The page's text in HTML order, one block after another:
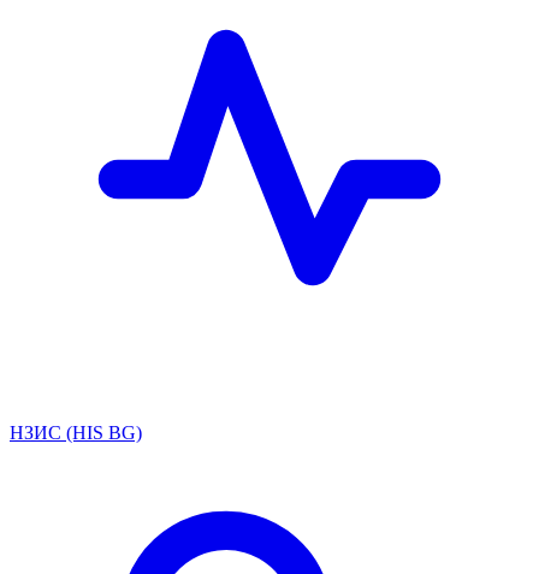
НЗИС (HIS BG)